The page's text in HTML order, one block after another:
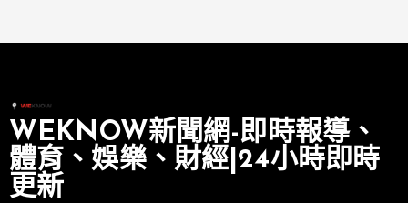
WEKNOW新聞網-即時報導、
體育、娛樂、財經|24小時即時
更新